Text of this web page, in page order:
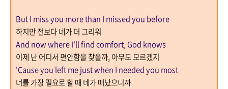
But I miss you more than I missed you before
하지만 전보다 네가 더 그리워
And now where I'll find comfort, God knows
이제 난 어디서 편안함을 찾을까, 아무도 모르겠지
'Cause you left me just when I needed you most
너를 가장 필요로 할 때 네가 떠났으니까